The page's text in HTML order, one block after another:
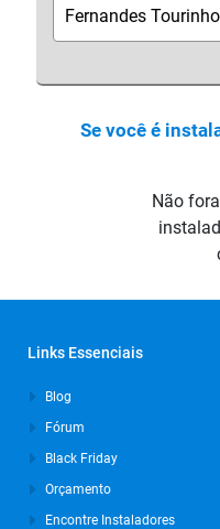
Se você é
Não
Links Essenciais
Blog
Fórum
Black Friday
Orçamento
Encontre Instaladores